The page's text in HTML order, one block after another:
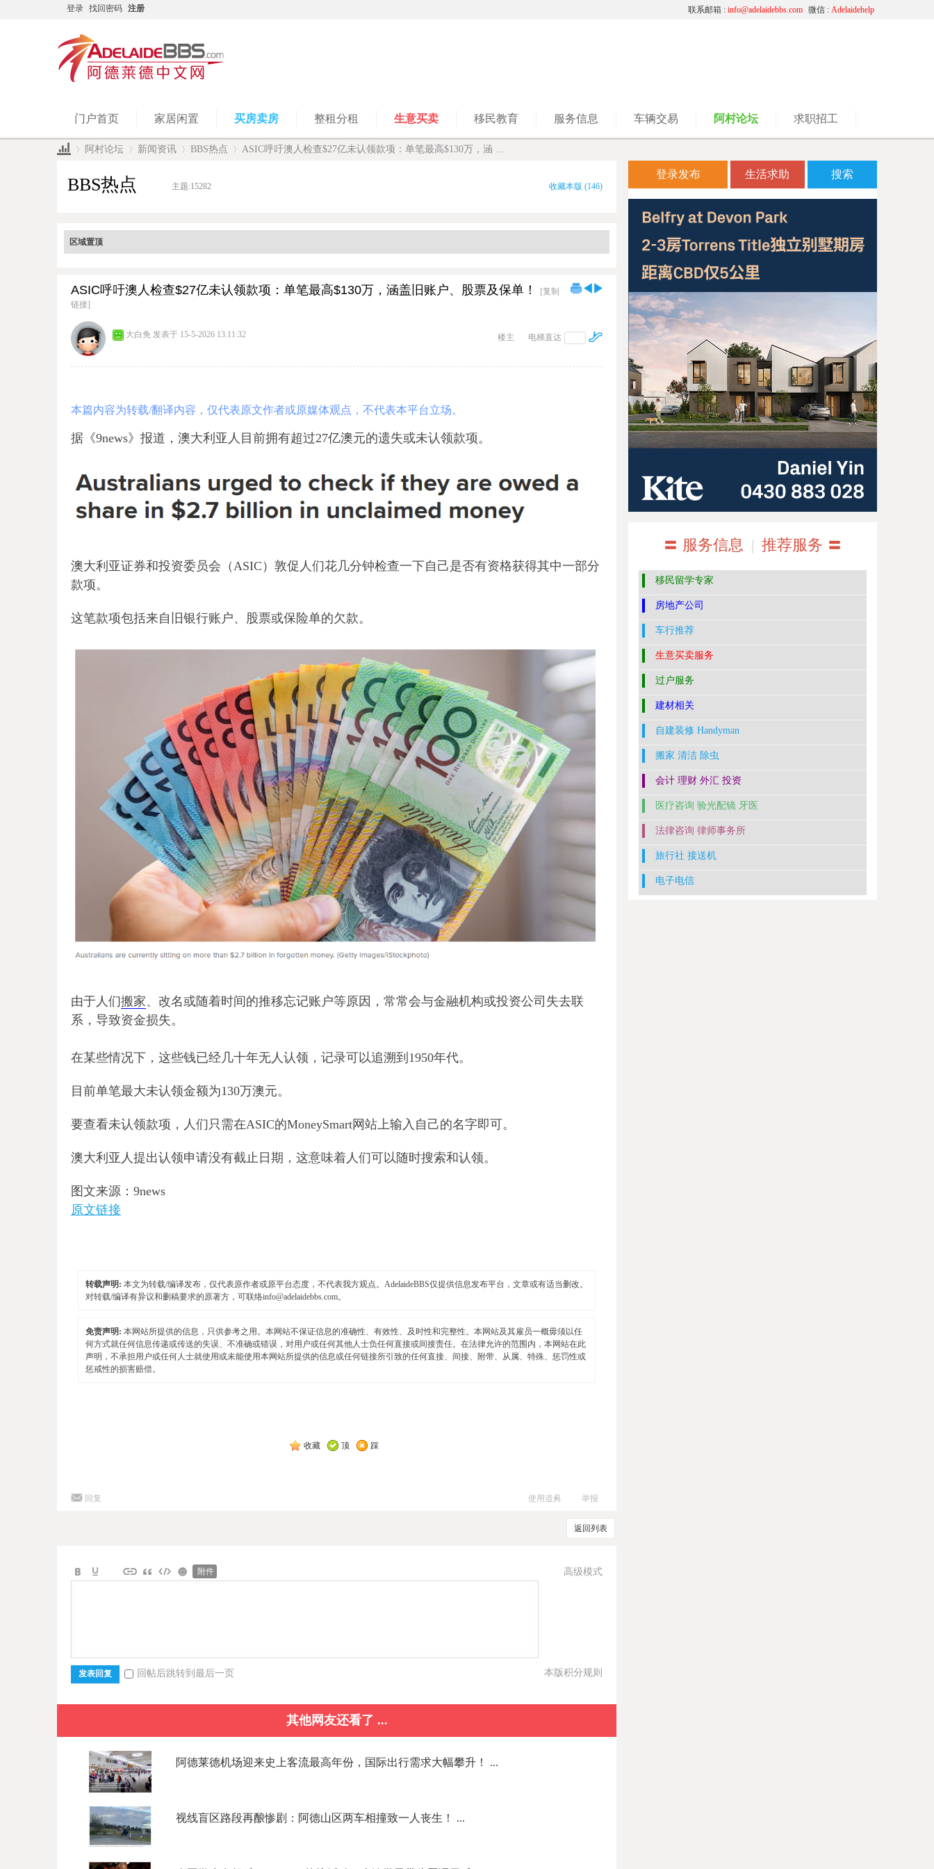
登录 找回密码 注册 微信 : Adelaidehelp
联系邮箱 : info@adelaidebbs.com
门户首页 家居闲置 买房卖房 整租分租 生意买卖 移民教育 服务信息 车辆交易 阿村论坛 求职招工
阿村论坛 新闻资讯 BBS热点 ASIC呼吁澳人检查$27亿未认领款项：单笔最高$130万，涵 ...
BBS热点 主题:15282 收藏本版 (146)
区域置顶
ASIC呼吁澳人检查$27亿未认领款项：单笔最高$130万，涵盖旧账户、股票及保单！
[复制
链接]
电梯直达
楼主
大白免 发表于 15-5-2026 13:11:32
本篇内容为转载/翻译内容，仅代表原文作者或原媒体观点，不代表本平台立场。
据《9news》报道，澳大利亚人目前拥有超过27亿澳元的遗失或未认领款项。
澳大利亚证券和投资委员会（ASIC）敦促人们花几分钟检查一下自己是否有资格获得其中一部分
款项。
这笔款项包括来自旧银行账户、股票或保险单的欠款。
由于人们搬家、改名或随着时间的推移忘记账户等原因，常常会与金融机构或投资公司失去联
系，导致资金损失。
在某些情况下，这些钱已经几十年无人认领，记录可以追溯到1950年代。
目前单笔最大未认领金额为130万澳元。
要查看未认领款项，人们只需在ASIC的MoneySmart网站上输入自己的名字即可。
澳大利亚人提出认领申请没有截止日期，这意味着人们可以随时搜索和认领。
图文来源：9news
原文链接
转载声明: 本文为转载/编译发布，仅代表原作者或原平台态度，不代表我方观点。AdelaideBBS仅提供信息发布平台，文章或有适当删改。
对转载/编译有异议和删稿要求的原著方，可联络info@adelaidebbs.com。
免责声明: 本网站所提供的信息，只供参考之用。本网站不保证信息的准确性、有效性、及时性和完整性。本网站及其雇员一概毋须以任
何方式就任何信息传递或传送的失误、不准确或错误，对用户或任何其他人士负任何直接或间接责任。在法律允许的范围内，本网站在此
声明，不承担用户或任何人士就使用或未能使用本网站所提供的信息或任何链接所引致的任何直接、间接、附带、从属、特殊、惩罚性或
惩戒性的损害赔偿。
收藏 顶 踩
回复 使用道具 举报
返回列表
高级模式
附件
本版积分规则
发表回复 回帖后跳转到最后一页
其他网友还看了 ...
阿德莱德机场迎来史上客流最高年份，国际出行需求大幅攀升！ ...
视线盲区路段再酿惨剧：阿德山区两车相撞致一人丧生！ ...
登录发布 生活求助 搜索
〓 服务信息 | 推荐服务 〓
移民留学专家
房地产公司
车行推荐
生意买卖服务
过户服务
建材相关
自建装修 Handyman
搬家 清洁 除虫
会计 理财 外汇 投资
医疗咨询 验光配镜 牙医
法律咨询 律师事务所
旅行社 接送机
电子电信